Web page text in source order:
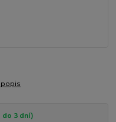
do 3 dní)